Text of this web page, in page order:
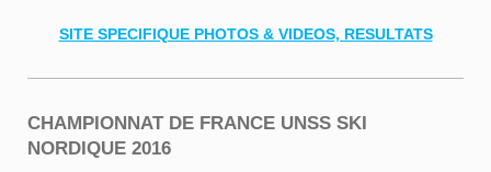
SITE SPECIFIQUE PHOTOS & VIDEOS, RESULTATS
CHAMPIONNAT DE FRANCE UNSS SKI
NORDIQUE 2016